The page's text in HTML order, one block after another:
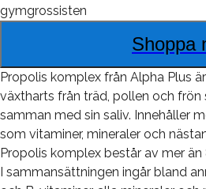
gymgrossisten
Shoppa
Propolis komplex från Alpha Plus
växtharts från träd, pollen och
samman med sin saliv. Innehåller
som vitaminer, mineraler och
Propolis komplex består av mer
I sammansättningen ingår bland